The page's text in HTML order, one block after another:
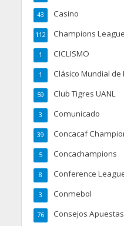
Casino
43
Champions League
112
CICLISMO
1
Clásico Mundial de
1
Club Tigres UANL
59
Comunicado
3
Concacaf
39
Concachampions
5
Conference
8
Conmebol
3
Consejos Apuestas
76